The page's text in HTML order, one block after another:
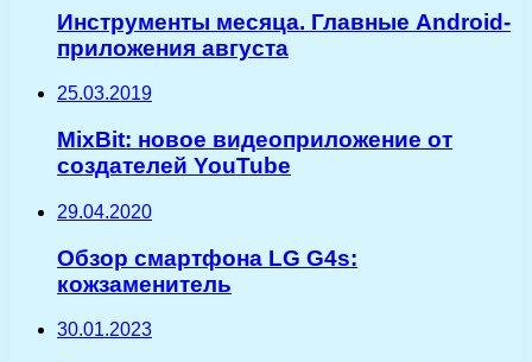
Инструменты месяца. Главные Android-
приложения августа
25.03.2019
MixBit: новое видеоприложение от
создателей YouTube
29.04.2020
Обзор смартфона LG G4s:
кожзаменитель
30.01.2023